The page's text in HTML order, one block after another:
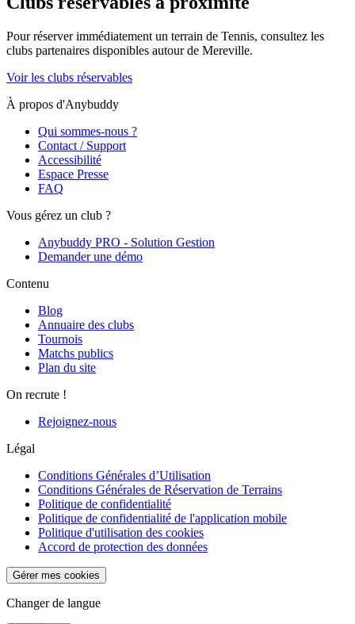
Pour réserver immédiatement un terrain de Tennis, consultez les
clubs partenaires disponibles autour de Mereville.
Voir les clubs réservables
À propos d'Anybuddy
Qui sommes-nous ?
Contact / Support
Accessibilité
Espace Presse
FAQ
Vous gérez un club ?
Anybuddy PRO - Solution Gestion
Demander une démo
Contenu
Blog
Annuaire des clubs
Tournois
Matchs publics
Plan du site
On recrute !
Rejoignez-nous
Légal
Conditions Générales d’Utilisation
Conditions Générales de Réservation de Terrains
Politique de confidentialité
Politique de confidentialité de l'application mobile
Politique d'utilisation des cookies
Accord de protection des données
Gérer mes cookies
Changer de langue